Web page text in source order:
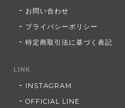
お問い合わせ
プライバシーポリシー
特定商取引法に基づく表記
LINK
INSTAGRAM
OFFICIAL LINE